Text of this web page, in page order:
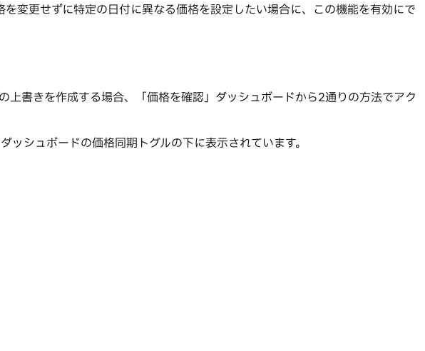
を変更せずに特定の日付に異なる価格を設定したい場合に、この機能を有効にで
書きを作成する場合、「価格を確認」ダッシュボードから2通りの方法でアク
シュボードの価格同期トグルの下に表示されています。